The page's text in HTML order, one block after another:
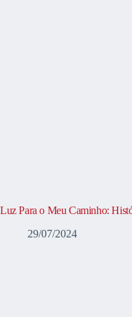
Luz Para o Meu Caminho:
29/07/2024